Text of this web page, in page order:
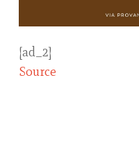
[ad_2]
Source